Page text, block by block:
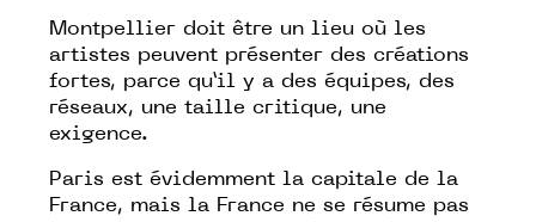
Montpellier doit être un lieu où les
artistes peuvent présenter des créations
fortes, parce qu’il y a des équipes, des
réseaux, une taille critique, une
exigence.
Paris est évidemment la capitale de la
France, mais la France ne se résume pas